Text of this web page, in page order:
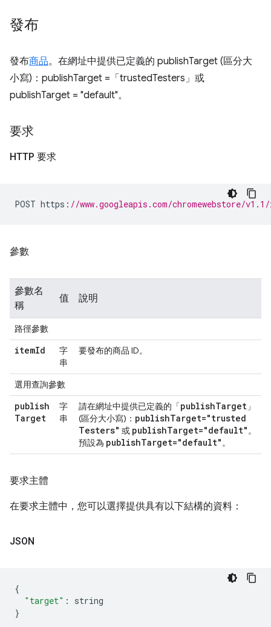
發布
發布商品。在網址中提供已定義的 publishTarget (區分大
小寫)：publishTarget =「trustedTesters」或
publishTarget = "default"。
要求
HTTP 要求
POST https : //www.googleapis.com/chromewebstore/
參數
參數名
稱
值 說明
路徑參數
itemId
字
串
要發布的商品 ID。
選用查詢參數
publish
Target
字
串
請在網址中提供已定義的「publishTarget 」
(區分大小寫)： publishTarget="trusted
Testers" 或 publishTarget="default"。
預設為 publishTarget="default"。
要求主體
在要求主體中，您可以選擇提供具有以下結構的資料：
JSON
{
"target" :
string
}